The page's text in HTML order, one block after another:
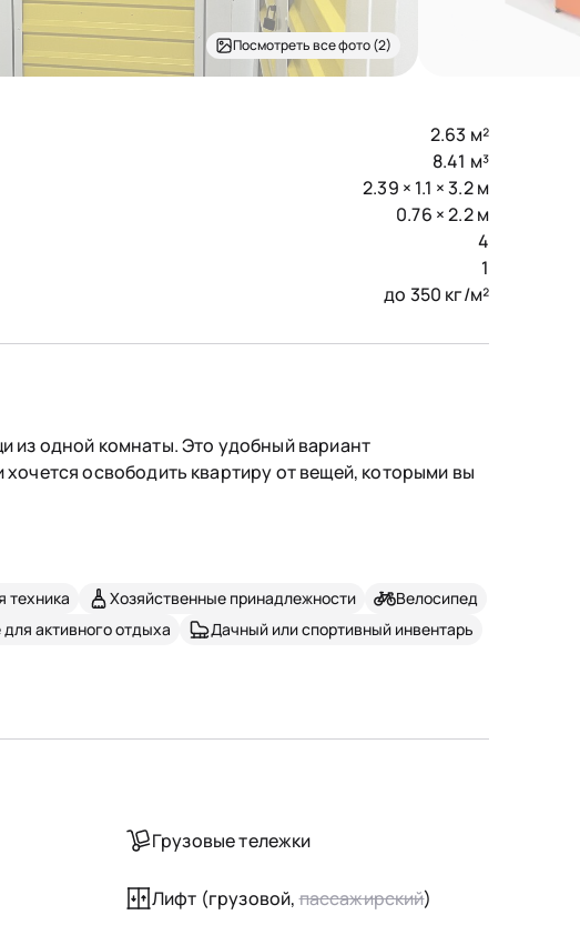
Посмотреть все фото (2)
2.63 м²
8.41 м³
2.39 × 1.1 × 3.2 м
0.76 × 2.2 м
4
1
до 350 кг/м²
из одной комнаты. Это удобный вариант
освободить квартиру от вещей, которыми вы
техника Хозяйственные принадлежности
Велосипед
активного отдыха Дачный или спортивный инвентарь
Грузовые тележки
Лифт (грузовой,пассажирский)